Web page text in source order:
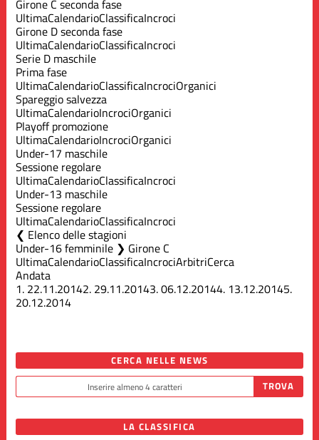
Girone C seconda fase
UltimaCalendarioClassificaIncroci
Girone D seconda fase
UltimaCalendarioClassificaIncroci
Serie D maschile
Prima fase
UltimaCalendarioClassificaIncrociOrganici
Spareggio salvezza
UltimaCalendarioIncrociOrganici
Playoff promozione
UltimaCalendarioIncrociOrganici
Under-17 maschile
Sessione regolare
UltimaCalendarioClassificaIncroci
Under-13 maschile
Sessione regolare
UltimaCalendarioClassificaIncroci
Elenco delle stagioni
Under-16 femminile ❯ Girone C
UltimaCalendarioClassificaIncrociArbitriCerca
Andata
1. 22.11.20142. 29.11.20143.06.12.20144. 13.12.20145.
20.12.2014
CERCA NELLE NEWS
LA CLASSIFICA